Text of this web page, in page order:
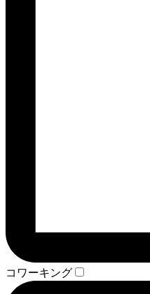
コワーキング